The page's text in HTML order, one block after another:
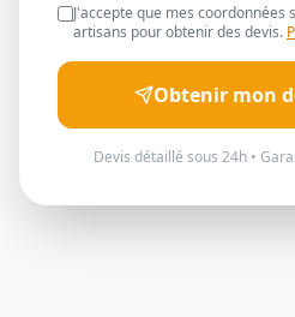
J'accepte que mes coordonnées
artisans pour obtenir des devis.
Obtenir mon
Devis détaillé sous 24h •